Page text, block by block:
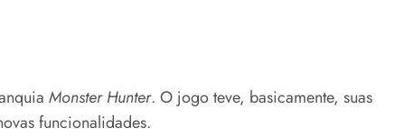
Monster Hunter. O jogo teve, basicamente, suas
funcionalidades.